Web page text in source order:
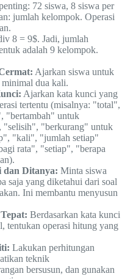
72 siswa, 8 siswa per
jumlah kelompok. Operasi
8 = 9$. Jadi, jumlah
adalah 9 kelompok.
Ajarkan siswa untuk
minimal dua kali.
Ajarkan kata kunci yang
tertentu (misalnya: "total",
"bertambah" untuk
"selisih", "berkurang" untuk
"kali", "jumlah setiap"
rata", "setiap", "berapa
dan Ditanya: Minta siswa
saja yang diketahui dari soal
Ini membantu menyusun
Berdasarkan kata kunci
tentukan operasi hitung yang
Lakukan perhitungan
teknik
bersusun, dan gunakan